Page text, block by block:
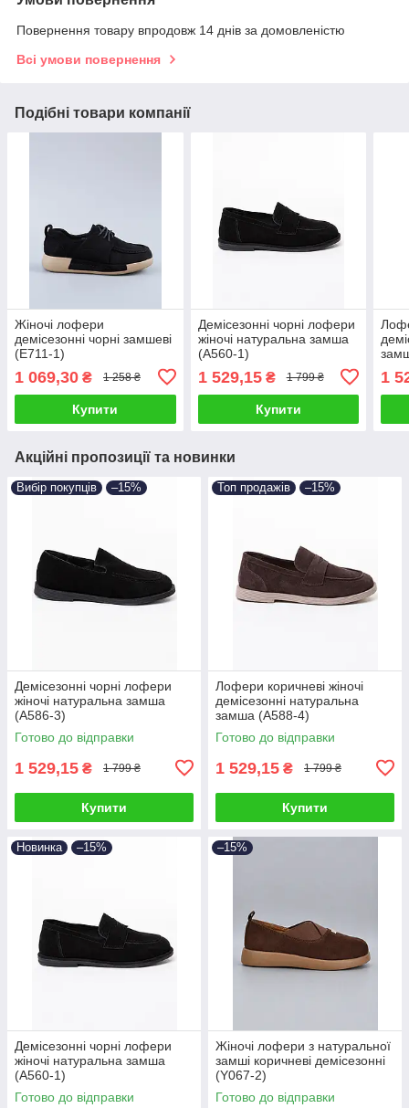
Повернення товару впродовж 14 днів за домовленістю
Всі умови повернення
Подібні товари компанії
Жіночі лофери
демісезонні чорні замшеві
(E711-1)
1 069,30 ₴ 1 258 ₴
Купити
Демісезонні чорні лофери
жіночі натуральна замша
(A560-1)
1 529,15₴ 1 799 ₴
Купити
1
Акційні пропозиції та новинки
Вибір покупців –15%
Демісезонні чорні лофери
жіночі натуральна замша
(A586-3)
Готово до відправки
1 529,15 ₴ 1 799 ₴
Купити
Топ продажів –15%
Лофери коричневі жіночі
демісезонні натуральна
замша (A588-4)
Готово до відправки
1 529,15 ₴ 1 799 ₴
Купити
Новинка –15%
Демісезонні чорні лофери
жіночі натуральна замша
(A560-1)
Готово до відправки
–15%
Жіночі лофери з натуральної
замші коричневі демісезонні
(Y067-2)
Готово до відправки